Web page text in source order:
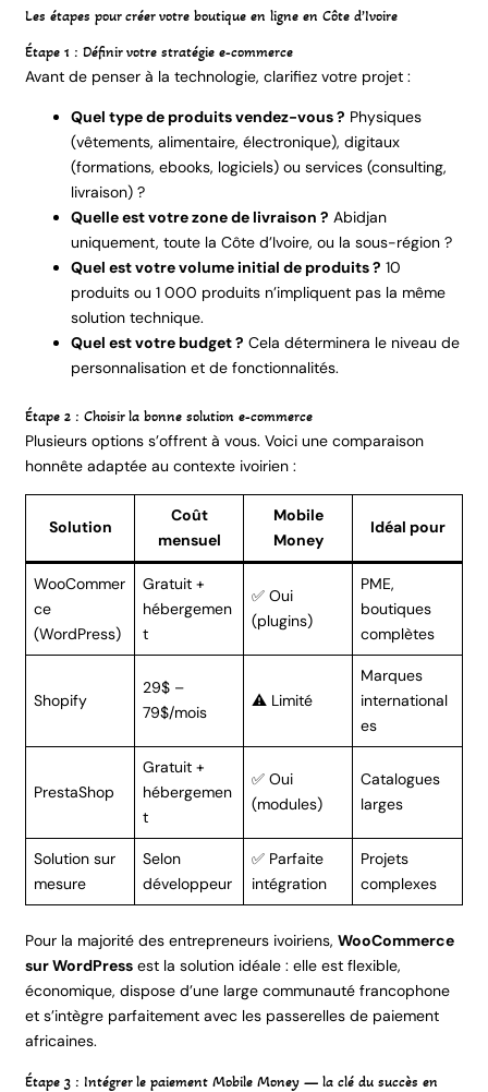
Les étapes pour créer votre boutique en ligne en Côte d’Ivoire
Étape 1 : Définir votre stratégie e-commerce
Avant de penser à la technologie, clarifiez votre projet :
Quel type de produits vendez-vous ? Physiques
(vêtements, alimentaire, électronique), digitaux
(formations, ebooks, logiciels) ou services (consulting,
livraison) ?
Quelle est votre zone de livraison ? Abidjan
uniquement, toute la Côte d’Ivoire, ou la sous-région ?
Quel est votre volume initial de produits ? 10
produits ou 1 000 produits n’impliquent pas la même
solution technique.
Quel est votre budget ? Cela déterminera le niveau de
personnalisation et de fonctionnalités.
Étape 2 : Choisir la bonne solution e-commerce
Plusieurs options s’offrent à vous. Voici une comparaison
honnête adaptée au contexte ivoirien :
Solution
Coût
mensuel
Mobile
Money
Idéal pour
WooCommer
ce
(WordPress)
Gratuit +
hébergemen
t
✅ Oui
(plugins)
PME,
boutiques
complètes
Shopify
29$ –
79$/mois
⚠️ Limité
Marques
international
es
PrestaShop
Gratuit +
hébergemen
t
✅ Oui
(modules)
Catalogues
larges
Solution sur
mesure
Selon
développeur
✅ Parfaite
intégration
Projets
complexes
Pour la majorité des entrepreneurs ivoiriens, WooCommerce
sur WordPress est la solution idéale : elle est flexible,
économique, dispose d’une large communauté francophone
et s’intègre parfaitement avec les passerelles de paiement
africaines.
Étape 3 : Intégrer le paiement Mobile Money — la clé du succès en